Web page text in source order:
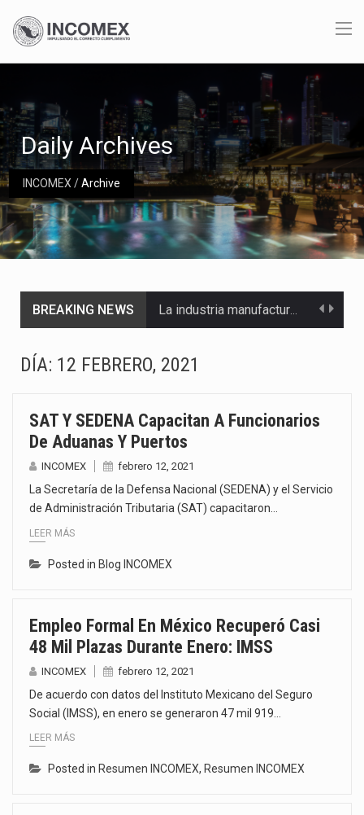
INCOMEX/Archive
Daily Archives
BREAKING NEWS La industria manufacturera de exportación afiliada a Index en Nuevo León ha alcanzado hasta 10%…
El Tribunal Federal de Justicia Administrativa (TFJA), a través de su Segunda Sala Regional en…
El mercado laboral mexicano muestra un proceso de precarización sin señales de mejora, según el…
DÍA: 12 FEBRERO, 2021
SAT Y SEDENA Capacitan A Funcionarios
De Aduanas Y Puertos
INCOMEX febrero 12, 2021
La Secretaría de la Defensa Nacional (SEDENA) y el Servicio
de Administración Tributaria (SAT) capacitaron…
LEER MÁS
Posted in Blog INCOMEX
Empleo Formal En México Recuperó Casi
48 Mil Plazas Durante Enero: IMSS
INCOMEX febrero 12, 2021
De acuerdo con datos del Instituto Mexicano del Seguro
Social (IMSS), en enero se generaron 47 mil 919…
LEER MÁS
Posted in Resumen INCOMEX, Resumen INCOMEX